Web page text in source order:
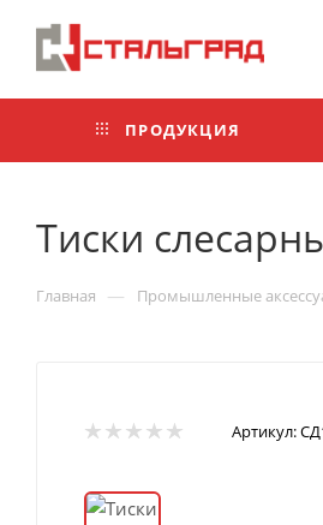
ПРОДУКЦИЯ
Тиски
Главная — Промышленные
Артикул: